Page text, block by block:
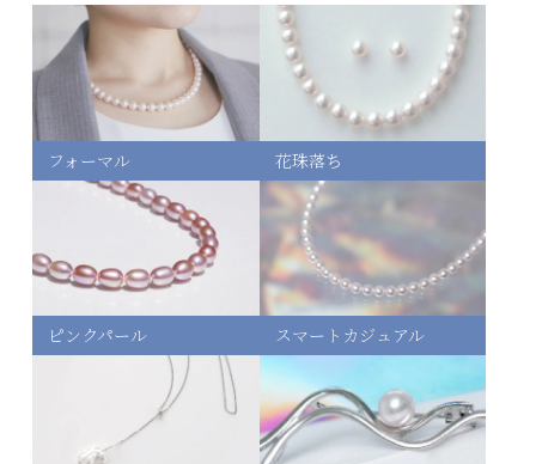
イヤリング
5,681円(内税)
ピアス（返品交換対象外）
5,681円(内税)
フォーマル 花珠落ち
ピンクパール スマートカジュアル